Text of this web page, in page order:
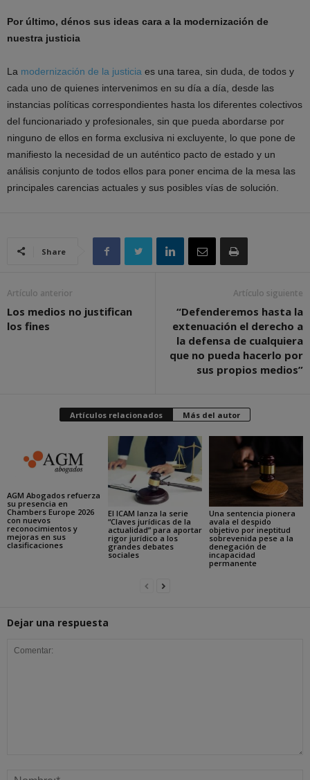
Por último, dénos sus ideas cara a la modernización de
nuestra justicia
La modernización de la justicia es una tarea, sin duda, de todos y
cada uno de quienes intervenimos en su día a día, desde las
instancias políticas correspondientes hasta los diferentes colectivos
del funcionariado y profesionales, sin que pueda abordarse por
ninguno de ellos en forma exclusiva ni excluyente, lo que pone de
manifiesto la necesidad de un auténtico pacto de estado y un
análisis conjunto de todos ellos para poner encima de la mesa las
principales carencias actuales y sus posibles vías de solución.
Share
Artículo anterior
Los medios no justifican
los fines
Artículo siguiente
“Defenderemos hasta la
extenuación el derecho a
la defensa de cualquiera
que no pueda hacerlo por
sus propios medios”
Artículos relacionados Más del autor
AGM Abogados refuerza
su presencia en
Chambers Europe 2026
con nuevos
reconocimientos y
mejoras en sus
clasificaciones
El ICAM lanza la serie
“Claves jurídicas de la
actualidad” para aportar
rigor jurídico a los
grandes debates
sociales
Una sentencia pionera
avala el despido
objetivo por ineptitud
sobrevenida pese a la
denegación de
incapacidad
permanente
Dejar una respuesta